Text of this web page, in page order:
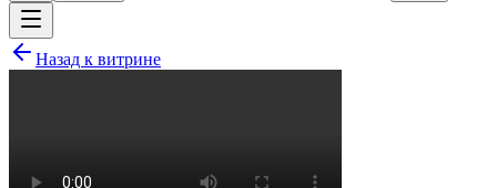
Назад к витрине